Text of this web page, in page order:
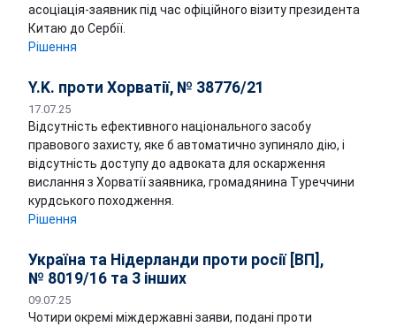
асоціація-заявник під час офіційного візиту президента
Китаю до Сербії.
Рішення
Y.K. проти Хорватії, № 38776/21
17.07.25
Відсутність ефективного національного засобу
правового захисту, яке б автоматично зупиняло дію, і
відсутність доступу до адвоката для оскарження
вислання з Хорватії заявника, громадянина Туреччини
курдського походження.
Рішення
Україна та Нідерланди проти росії [ВП],
№ 8019/16 та 3 інших
09.07.25
Чотири окремі міждержавні заяви, подані проти